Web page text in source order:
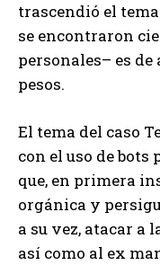
trascendió el
se encontraron
personales– es
pesos.
El tema del caso
con el uso de
que, en primera
orgánica y
a su vez, atacar a
así como al ex